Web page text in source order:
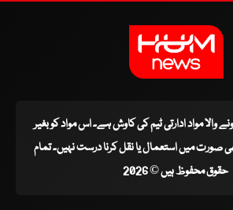
والا مواد ادارتی ٹیم کی کاوش ہے۔ اس مواد کو بغیر
میں استعمال یا نقل کرنا درست نہیں۔ تمام
حقوق محفوظ ہیں © 2026